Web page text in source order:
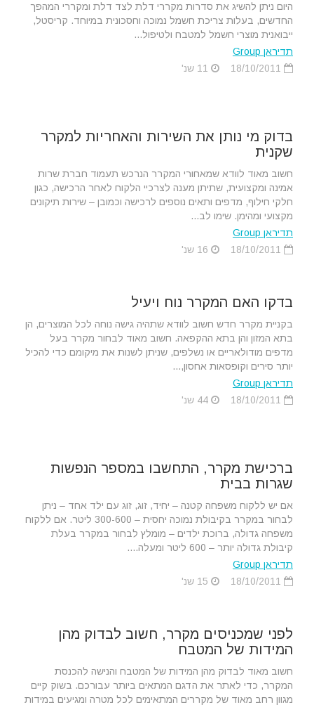
היום ניתן להשיג את סדרות מקררי דלת לצד דלת ומקררי המהפך
החדשים, בעלות צריכת חשמל נמוכה וחסכונית במיוחד. קריסטל,
ייבואנית מוצרי חשמל למטבח ולטיפול...
תדיראן Group
בדוק מי נותן את השירות והאחריות למקרר
שקנית
חשוב מאוד לוודא שמאחורי המקרר הנרכש תעמוד חברת שרות
אמינה ומקצועית, שתיתן מענה לצרכיי הלקוח לאחר הרכישה, כגון
חלקי חילוף, מדפים ותאים נוספים לרכישה וכמובן – שירות תיקונים
מקצועי ומהימן. שימו לב...
תדיראן Group
בדקו האם המקרר נוח ויעיל
בקניית מקרר חדש חשוב לוודא שתהיה גישה נוחה לכל המוצרים, הן
בתא המזון והן בתא ההקפאה. חשוב מאוד לבחור מקרר בעל
מדפים מודולאריים או נשלפים, שניתן לשנות את מיקומם כדי להכיל
יותר סירים וקופסאות אחסון,...
תדיראן Group
ברכישת מקרר, התחשבו במספר הנפשות
שגרות בבית
אם יש ללקוח משפחה קטנה – יחיד, זוג, זוג עם ילד אחד – ניתן
לבחור במקרר בקיבולת נמוכה יחסית – 300-600 ליטר. אם ללקוח
משפחה גדולה, ברוכת ילדים – מומלץ לבחור במקרר בעלת
קיבולת גדולה יותר – 600 ליטר ומעלה....
תדיראן Group
לפני שמכניסים מקרר, חשוב לבדוק מהן
המידות של המטבח
חשוב מאוד לבדוק מהן המידות של המטבח והנישה להכנסת
המקרר, כדי לאתר את הדגם המתאים ביותר עבורכם. בשוק קיים
מגוון רחב מאוד של מקררים המתאימים לכל מטרה ומגיעים במידות